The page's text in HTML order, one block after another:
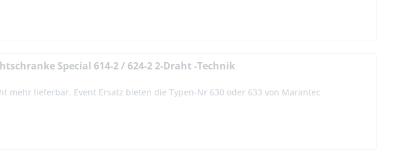
Special 614-2 / 624-2 2-Draht -Technik
mehr lieferbar. Event Ersatz bieten die Typen-Nr 630 oder 633 von Marantec